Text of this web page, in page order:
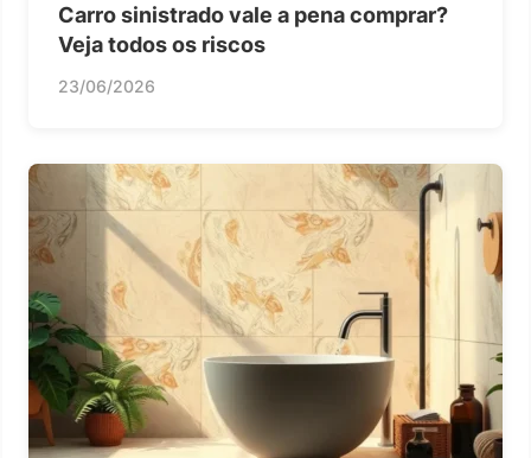
Carro sinistrado vale a pena comprar?
Veja todos os riscos
23/06/2026